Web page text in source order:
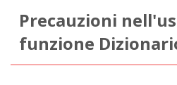
Precauzioni
funzione